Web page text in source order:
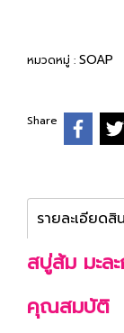
หมวดหมู่ : SOAP
Share
รายละเอียดสิ
สบู่ส้ม มะล
คุณสมบัติ